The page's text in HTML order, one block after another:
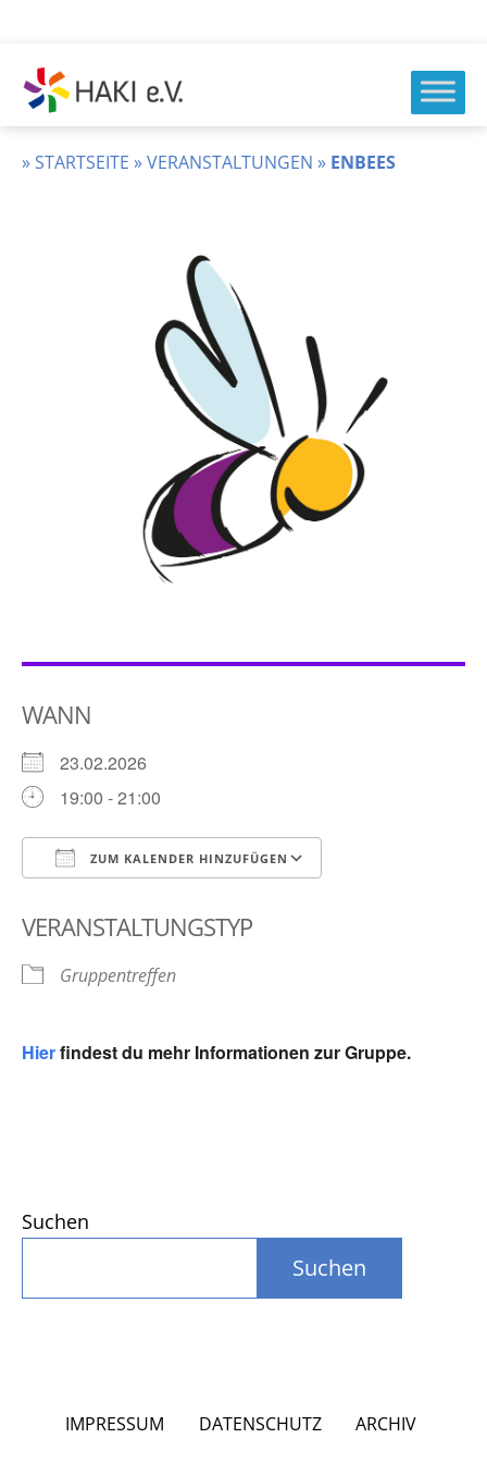
Inhalt
springen
HAKI
e.v.
»STARTSEITE »VERANSTALTUNGEN » ENBEES
WANN
23.02.2026
19:00 - 21:00
ZUM KALENDER HINZUFÜGEN
VERANSTALTUNGSTYP
Gruppentreffen
Hierfindest du mehr Informationen zur Gruppe.
Suchen
Suchen
IMPRESSUM DATENSCHUTZ ARCHIV